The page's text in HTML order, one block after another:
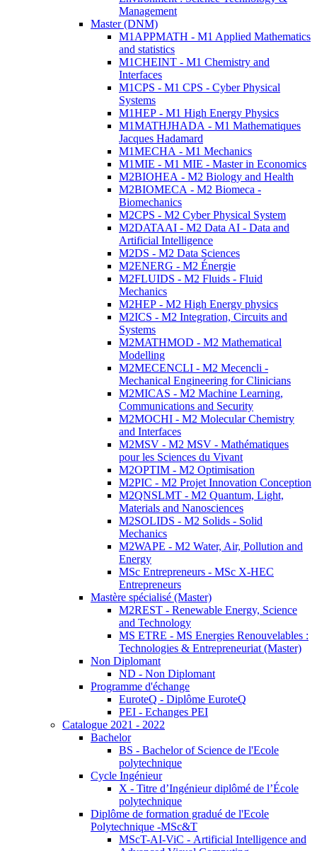
Management
Master (DNM)
M1APPMATH - M1 Applied Mathematics
and statistics
M1CHEINT - M1 Chemistry and
Interfaces
M1CPS - M1 CPS - Cyber Physical
Systems
M1HEP - M1 High Energy Physics
M1MATHJHADA - M1 Mathematiques
Jacques Hadamard
M1MECHA - M1 Mechanics
M1MIE - M1 MIE - Master in Economics
M2BIOHEA - M2 Biology and Health
M2BIOMECA - M2 Biomeca -
Biomechanics
M2CPS - M2 Cyber Physical System
M2DATAAI - M2 Data AI - Data and
Artificial Intelligence
M2DS - M2 Data Sciences
M2ENERG - M2 Énergie
M2FLUIDS - M2 Fluids - Fluid
Mechanics
M2HEP - M2 High Energy physics
M2ICS - M2 Integration, Circuits and
Systems
M2MATHMOD - M2 Mathematical
Modelling
M2MECENCLI - M2 Mecencli -
Mechanical Engineering for Clinicians
M2MICAS - M2 Machine Learning,
Communications and Security
M2MOCHI - M2 Molecular Chemistry
and Interfaces
M2MSV - M2 MSV - Mathématiques
pour les Sciences du Vivant
M2OPTIM - M2 Optimisation
M2PIC - M2 Projet Innovation Conception
M2QNSLMT - M2 Quantum, Light,
Materials and Nanosciences
M2SOLIDS - M2 Solids - Solid
Mechanics
M2WAPE - M2 Water, Air, Pollution and
Energy
MSc Entrepreneurs - MSc X-HEC
Entrepreneurs
Mastère spécialisé (Master)
M2REST - Renewable Energy, Science
and Technology
MS ETRE - MS Energies Renouvelables :
Technologies & Entrepreneuriat (Master)
Non Diplomant
ND - Non Diplomant
Programme d'échange
EuroteQ - Diplôme EuroteQ
PEI - Echanges PEI
Catalogue 2021 - 2022
Bachelor
BS - Bachelor of Science de l'Ecole
polytechnique
Cycle Ingénieur
X - Titre d’Ingénieur diplômé de l’École
polytechnique
Diplôme de formation gradué de l'Ecole
Polytechnique -MSc&T
MScT-AI-ViC - Artificial Intelligence and